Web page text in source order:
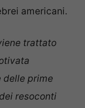
americani.
trattato
delle prime
resoconti